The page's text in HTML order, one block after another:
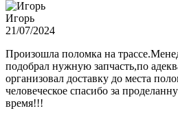
Игорь
21/07/2024
Произошла поломка на
подобрал нужную запчасть,по
организовал доставку до места
человеческое спасибо за
время!!!